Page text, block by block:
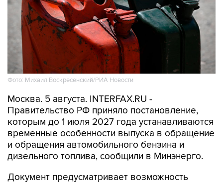
Фото: Михаил Воскресенский/РИА Новости
Москва. 5 августа. INTERFAX.RU -
которым до 1 июля 2027 года устанавливаются
временные особенности выпуска в обращение
и обращения автомобильного бензина и
дизельного топлива, сообщили в Минэнерго.
Документ предусматривает возможность
обращения автомобильного бензина